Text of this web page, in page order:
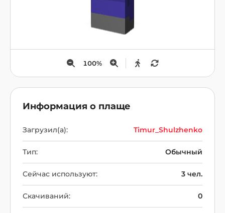
100%
Информация о плаще
Загрузил(а): Timur_Shulzhenko
Тип: Обычный
Сейчас используют: 3 чел.
Скачиваний: 0